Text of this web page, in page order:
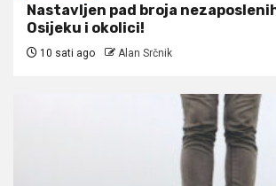
Nastavljen pad broja
Osijeku i okolici!
10 sati ago Alan Srčnik